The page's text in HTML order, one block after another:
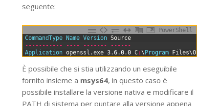
seguente:
PowerShell
CommandType Name Version Source
-- -- -- -- -- - -- -- -- -- -- - -- -- --
Application openssl .exe 3.6.0.0 C:\ Program Files\
È possibile che si stia utilizzando un eseguibile
fornito insieme a msys64, in questo caso è
possibile installare la versione nativa e modificare il
PATH di sistema per puntare alla versione appena